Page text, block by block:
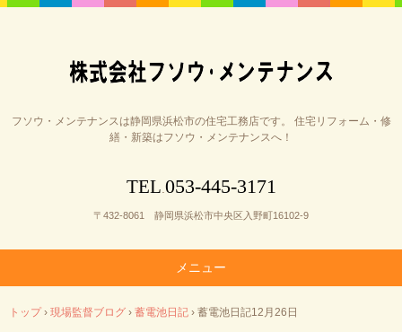
フソウ・メンテナンスは静岡県浜松市の住宅工務店です。 住宅リフォーム・修
繕・新築はフソウ・メンテナンスへ！
TEL 053-445-3171
〒432-8061 静岡県浜松市中央区入野町16102-9
メニュー
ン
トップ › 現場監督ブログ › 蓄電池日記 › 蓄電池日記12月26日